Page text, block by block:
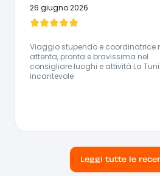
Lingue Parlate:
🇮🇹 Italiano - 🇬🇧 Inglese
26 giugno 2026
Viaggio stupendo e coordinatrice
attenta, pronta e bravissima nel
consigliare luoghi e attività La
incantevole
Leggi tutte le